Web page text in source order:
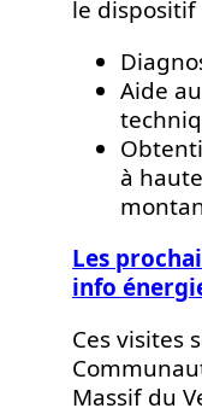
le dispositif
Aide
à
Les
info
Ces visites
Massif du